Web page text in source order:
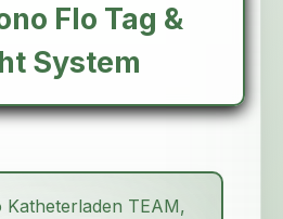
Flo Tag &
System
Katheterladen TEAM,